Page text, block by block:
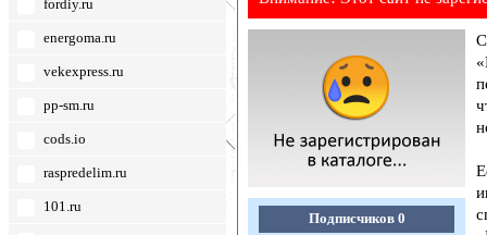
fordiy.ru
energoma.ru
vekexpress.ru
pp-sm.ru
cods.io
raspredelim.ru
101.ru
Подписчиков 0